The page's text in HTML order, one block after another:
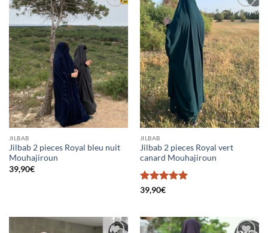
Ajouter
d’envies
JILBAB
Jilbab 2 pieces Royal bleu nuit
Mouhajiroun
39,90€
Ajouter
à la liste
d’envies
JILBAB
Jilbab 2 pieces Royal vert
canard Mouhajiroun
Note5
39,90€